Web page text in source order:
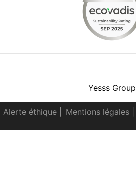
Yesss Group
Alerte éthique Mentions légales